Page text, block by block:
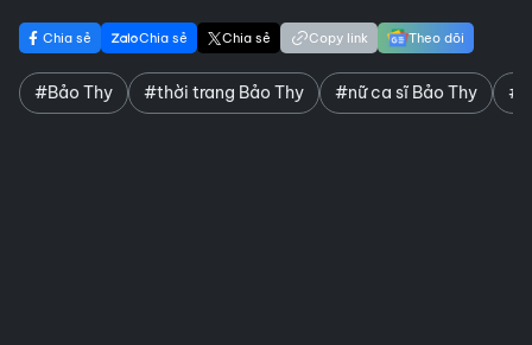
Chia sẻ Chia sẻ Chia sẻ Copy link Theo dõi
#Bảo Thy #thời trang Bảo Thy #nữ ca sĩ Bảo Thy